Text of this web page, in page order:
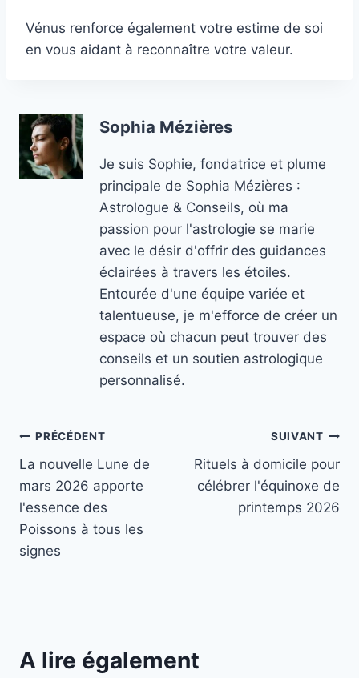
Vénus renforce également votre estime de soi
en vous aidant à reconnaître votre valeur.
Sophia Mézières
Je suis Sophie, fondatrice et plume
principale de Sophia Mézières :
Astrologue & Conseils, où ma
passion pour l'astrologie se marie
avec le désir d'offrir des guidances
éclairées à travers les étoiles.
Entourée d'une équipe variée et
talentueuse, je m'efforce de créer un
espace où chacun peut trouver des
conseils et un soutien astrologique
personnalisé.
Navigation
de
l’article
PRÉCÉDENT
La nouvelle Lune de
mars 2026 apporte
l'essence des
Poissons à tous les
signes
SUIVANT
Rituels à domicile pour
célébrer l'équinoxe de
printemps 2026
A lire également